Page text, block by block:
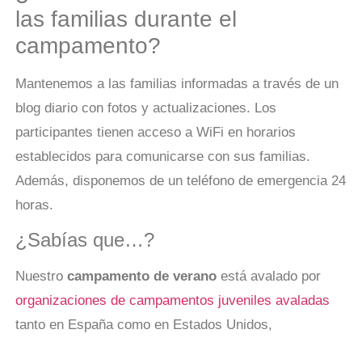
las familias durante el
campamento?
Mantenemos a las familias informadas a través de un
blog diario con fotos y actualizaciones. Los
participantes tienen acceso a WiFi en horarios
establecidos para comunicarse con sus familias.
Además, disponemos de un teléfono de emergencia 24
horas.
¿Sabías que…?
Nuestro campamento de veranoestá avalado por
organizaciones de campamentos juveniles avaladas
tanto en España como en Estados Unidos,